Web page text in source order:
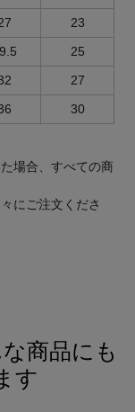
23
25
27
30
場合、すべての商
にご注文くださ
商品にも
す